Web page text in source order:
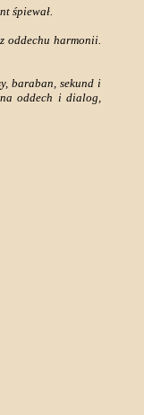
śpiewał.
oddechu harmonii.
baraban, sekund i
na oddech i dialog,